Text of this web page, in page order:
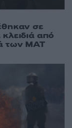
σε
από
των ΜΑΤ